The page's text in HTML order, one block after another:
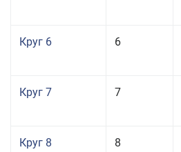
Круг 6 6
Круг 7 7
Круг 8 8